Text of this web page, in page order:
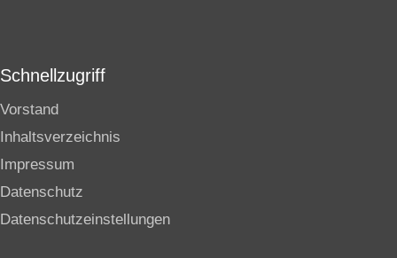
Schnellzugriff
Vorstand
Inhaltsverzeichnis
Impressum
Datenschutz
Datenschutzeinstellungen